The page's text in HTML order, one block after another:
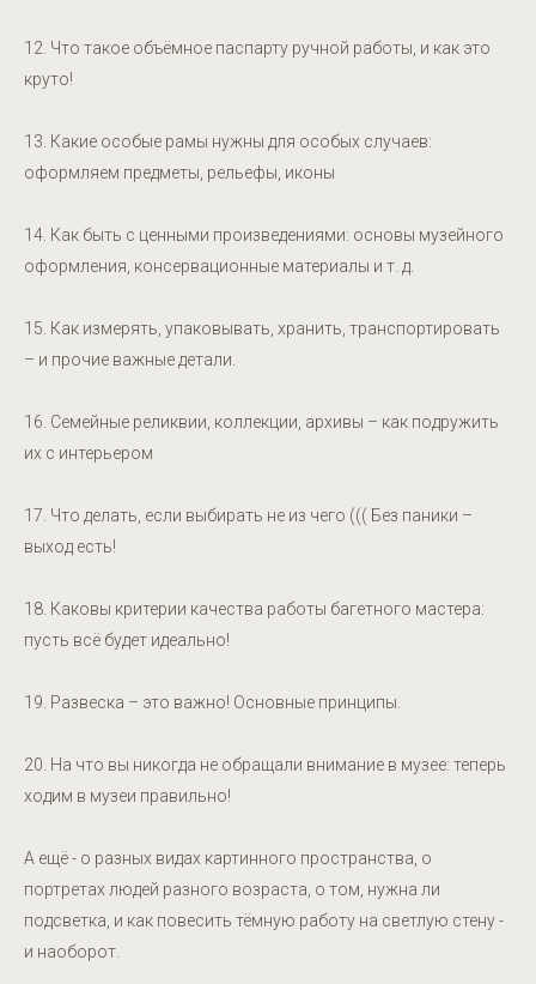
12. Что такое объёмное паспарту ручной работы, и как это
круто!
13. Какие особые рамы нужны для особых случаев:
оформляем предметы, рельефы, иконы
14. Как быть с ценными произведениями: основы музейного
оформления, консервационные материалы и т. д.
15. Как измерять, упаковывать, хранить, транспортировать
– и прочие важные детали.
16. Семейные реликвии, коллекции, архивы – как подружить
их с интерьером
17. Что делать, если выбирать не из чего ((( Без паники –
выход есть!
18. Каковы критерии качества работы багетного мастера:
пусть всё будет идеально!
19. Развеска – это важно! Основные принципы.
20. На что вы никогда не обращали внимание в музее: теперь
ходим в музеи правильно!
А ещё - о разных видах картинного пространства, о
портретах людей разного возраста, о том, нужна ли
подсветка, и как повесить тёмную работу на светлую стену -
и наоборот.